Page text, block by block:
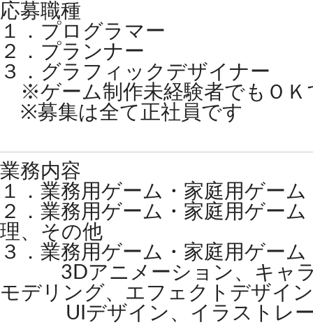
応募職種
１．プログラマー
２．プランナー
３．グラフィックデザイナー
※ゲーム制作未経験者でもＯＫ
※募集は全て正社員です
業務内容
１．業務用ゲーム・家庭用ゲー
２．業務用ゲーム・家庭用ゲー
理、その他
３．業務用ゲーム・家庭用ゲー
3Dアニメーション、キャラ
モデリング、エフェクトデザイ
UIデザイン、イラストレー